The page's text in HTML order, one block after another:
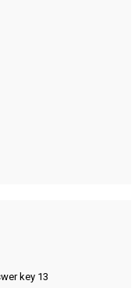
key 13